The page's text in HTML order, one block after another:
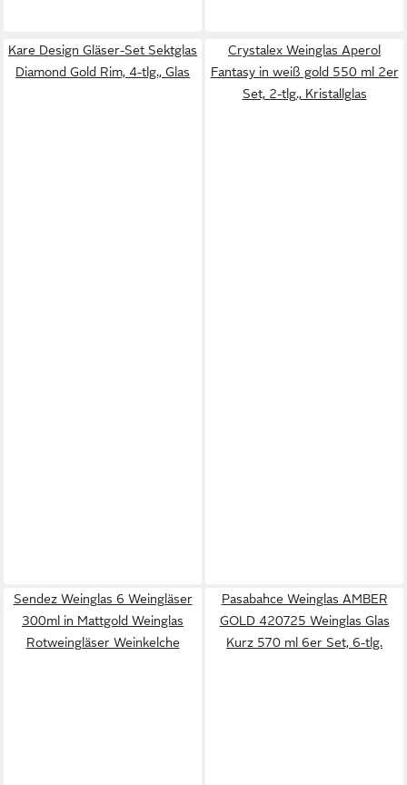
Kare Design Gläser-Set Sektglas
Diamond Gold Rim, 4-tlg., Glas
Crystalex Weinglas Aperol
Fantasy in weiß gold 550 ml 2er
Set, 2-tlg., Kristallglas
Sendez Weinglas 6 Weingläser
300ml in Mattgold Weinglas
Rotweingläser Weinkelche
Pasabahce Weinglas AMBER
GOLD 420725 Weinglas Glas
Kurz 570 ml 6er Set, 6-tlg.